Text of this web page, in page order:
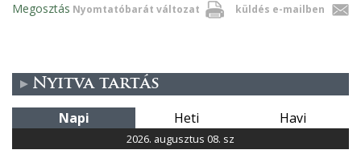
Nyomtatóbarát változat küldés e-mailben
Megosztás
Nyitva tartás
Napi Heti Havi
2026. augusztus 08. sz